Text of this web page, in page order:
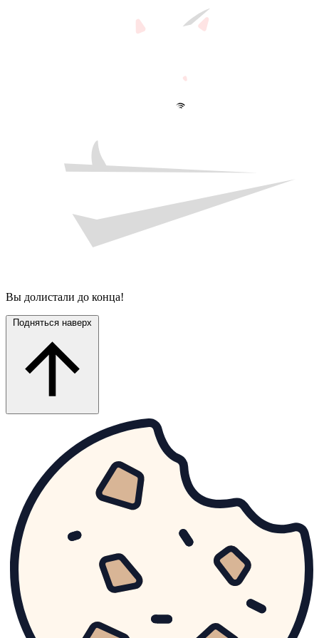
Вы долистали до конца!